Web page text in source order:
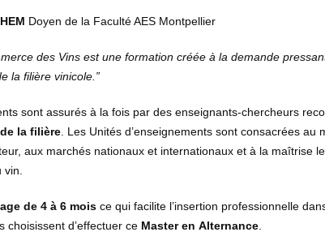
Doyen de la Faculté AES Montpellier
des Vins est une formation créée à la demande
la filière vinicole.”
sont assurés à la fois par des enseignants-chercheurs
la filière . Les Unités d’enseignements sont consacrées au
aux marchés nationaux et internationaux et à la maîtrise
de 4 à 6 mois ce qui facilite l’insertion professionnelle
choisissent d’effectuer ce Master en Alternance